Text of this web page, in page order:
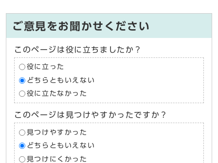
ご意見をお聞かせください
このページは役に立ちましたか？
役に立った
どちらともいえない
役に立たなかった
このページは見つけやすかったですか？
見つけやすかった
どちらともいえない
見つけにくかった